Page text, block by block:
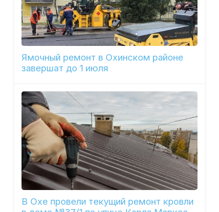
Ямочный ремонт в Охинском районе
завершат до 1 июля
В Охе провели текущий ремонт кровли